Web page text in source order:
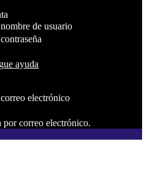
de usuario
ayuda
electrónico
por correo electrónico.